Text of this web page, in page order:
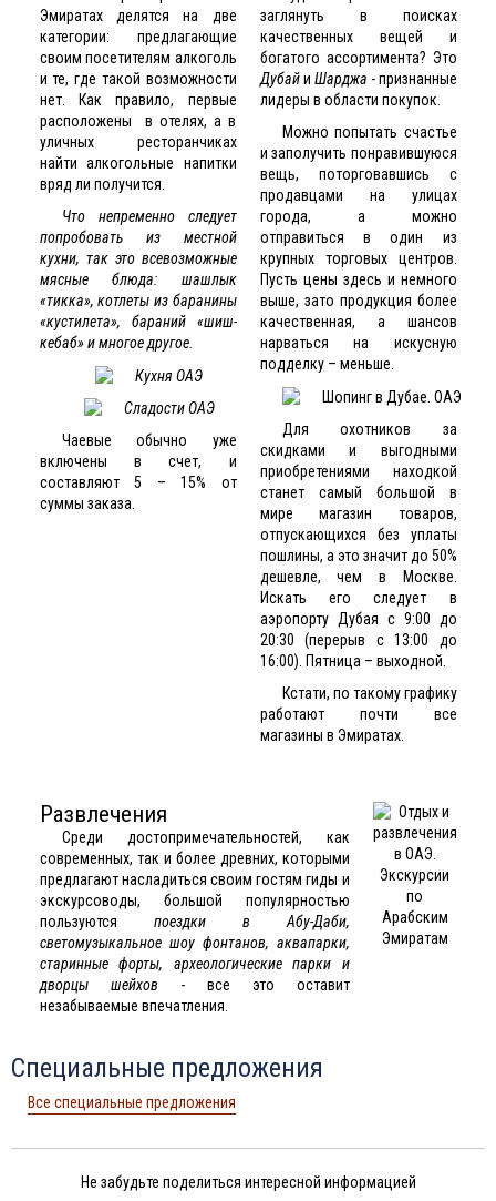
Эмиратах делятся на две
категории: предлагающие
своим посетителям алкоголь
и те, где такой возможности
нет. Как правило, первые
расположены в отелях, а в
уличных ресторанчиках
найти алкогольные напитки
вряд ли получится.
Что непременно следует
попробовать из местной
кухни, так это всевозможные
мясные блюда: шашлык
«тикка», котлеты из баранины
«кустилета», бараний «шиш-
кебаб» и многое другое.
Чаевые обычно уже
включены в счет, и
составляют 5 – 15% от
суммы заказа.
заглянуть в поисках
качественных вещей и
богатого ассортимента? Это
Дубайи Шарджа - признанные
лидеры в области покупок.
Можно попытать счастье
и заполучить понравившуюся
вещь, поторговавшись с
продавцами на улицах
города, а можно
отправиться в один из
крупных торговых центров.
Пусть цены здесь и немного
выше, зато продукция более
качественная, а шансов
нарваться на искусную
подделку – меньше.
Для охотников за
скидками и выгодными
приобретениями находкой
станет самый большой в
мире магазин товаров,
отпускающихся без уплаты
пошлины, а это значит до 50%
дешевле, чем в Москве.
Искать его следует в
аэропорту Дубая с 9:00 до
20:30 (перерыв с 13:00 до
16:00). Пятница – выходной.
Кстати, по такому графику
работают почти все
магазины в Эмиратах.
Развлечения
Среди достопримечательностей, как
современных, так и более древних, которыми
предлагают насладиться своим гостям гиды и
экскурсоводы, большой популярностью
пользуются поездки в Абу-Даби,
светомузыкальное шоу фонтанов, аквапарки,
старинные форты, археологические парки и
дворцы шейхов - все это оставит
незабываемые впечатления.
Специальные предложения
Все специальные предложения
Не забудьте поделиться интересной информацией